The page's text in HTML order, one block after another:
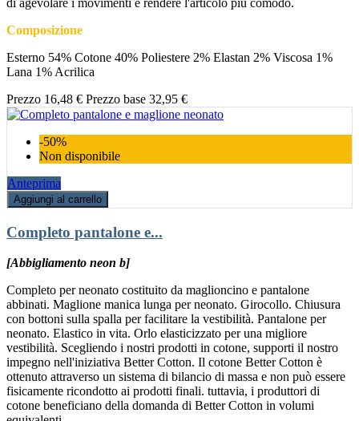
Composizione
Esterno 54% Cotone 40% Poliestere 2% Elastan 2% Viscosa 1%
Lana 1% Acrilica
Prezzo 16,48 € Prezzo base 32,95 €
-50%
Non disponibile
Anteprima
Aggiungi al carrello
Completo pantalone e...
[Abbigliamento neon b]
Completo per neonato costituito da maglioncino e pantalone
abbinati. Maglione manica lunga per neonato. Girocollo. Chiusura
con bottoni sulla spalla per facilitare la vestibilità. Pantalone per
neonato. Elastico in vita. Orlo elasticizzato per una migliore
vestibilità. Scegliendo i nostri prodotti in cotone, supporti il nostro
impegno nell'iniziativa Better Cotton. Il cotone Better Cotton è
ottenuto attraverso un sistema di bilancio di massa e non può essere
fisicamente ricondotto ai prodotti finali. tuttavia, i produttori di
cotone beneficiano della domanda di Better Cotton in volumi